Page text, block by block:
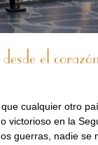
el
cualquier otro
victorioso en la
guerras, nadie se